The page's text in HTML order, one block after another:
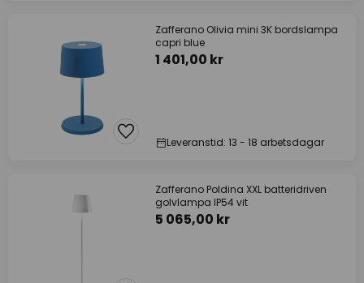
Zafferano Olivia mini 3K bordslampa
capri blue
1 401,00 kr
Leveranstid: 13 - 18 arbetsdagar
Zafferano Poldina XXL batteridriven
golvlampa IP54 vit
5 065,00 kr